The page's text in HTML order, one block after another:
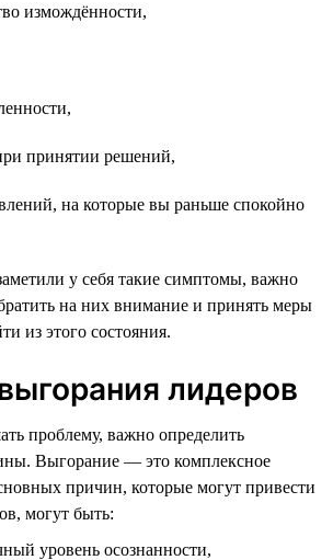
измождённости,
принятии решений,
на которые вы раньше спокойно
у себя такие симптомы, важно
на них внимание и принять меры
из этого состояния.
лидеров
проблему, важно определить
Выгорание — это комплексное
причин, которые могут привести
могут быть:
уровень осознанности,